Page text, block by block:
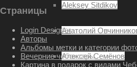
Aleksey Sitdikov
Анатолий
Алексей Семёнов
Страницы
Login Designer
Авторы
Альбомы метки и категории
Вечерние чебоксары
Картина в подарок с видами